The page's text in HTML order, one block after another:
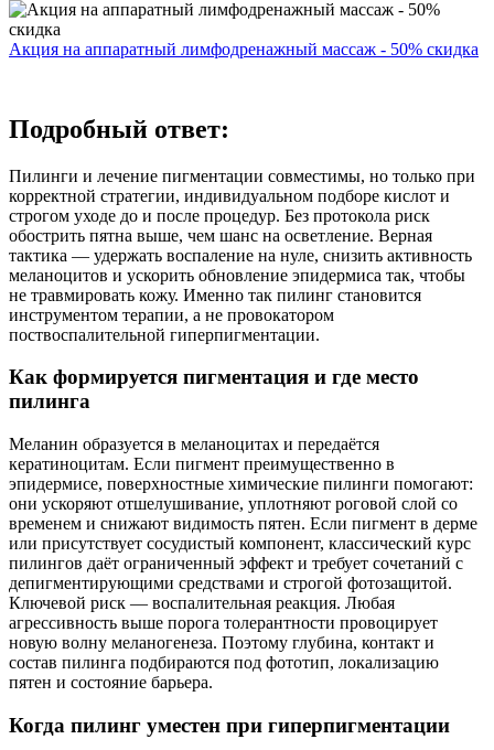
Акция на аппаратный лимфодренажный массаж - 50% скидка
Подробный ответ:
Пилинги и лечение пигментации совместимы, но только при
корректной стратегии, индивидуальном подборе кислот и
строгом уходе до и после процедур. Без протокола риск
обострить пятна выше, чем шанс на осветление. Верная
тактика — удержать воспаление на нуле, снизить активность
меланоцитов и ускорить обновление эпидермиса так, чтобы
не травмировать кожу. Именно так пилинг становится
инструментом терапии, а не провокатором
поствоспалительной гиперпигментации.
Как формируется пигментация и где место
пилинга
Меланин образуется в меланоцитах и передаётся
кератиноцитам. Если пигмент преимущественно в
эпидермисе, поверхностные химические пилинги помогают:
они ускоряют отшелушивание, уплотняют роговой слой со
временем и снижают видимость пятен. Если пигмент в дерме
или присутствует сосудистый компонент, классический курс
пилингов даёт ограниченный эффект и требует сочетаний с
депигментирующими средствами и строгой фотозащитой.
Ключевой риск — воспалительная реакция. Любая
агрессивность выше порога толерантности провоцирует
новую волну меланогенеза. Поэтому глубина, контакт и
состав пилинга подбираются под фототип, локализацию
пятен и состояние барьера.
Когда пилинг уместен при гиперпигментации